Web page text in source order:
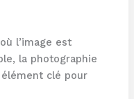
l’image est
la photographie
clé pour